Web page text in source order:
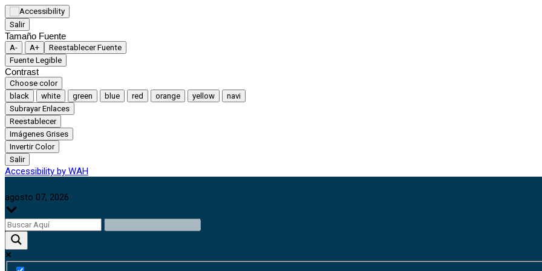
Salir
Tamaño Fuente
A- A+
Reestablecer Fuente
Fuente Legible
Contrast
Choose color
black
white green blue red orange yellow
navi
Subrayar Enlaces
Reestablecer
Imágenes Grises
Invertir Color
Salir
Accessibility by WAH
agosto 07, 2026